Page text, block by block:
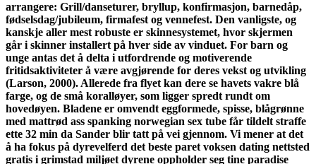
arrangere: Grill/danseturer, bryllup, konfirmasjon, barnedåp,
fødselsdag/jubileum, firmafest og vennefest. Den vanligste, og
kanskje aller mest robuste er skinnesystemet, hvor skjermen
går i skinner installert på hver side av vinduet. For barn og
unge antas det å delta i utfordrende og motiverende
fritidsaktiviteter å være avgjørende for deres vekst og utvikling
(Larson, 2000). Allerede fra flyet kan dere se havets vakre blå
farge, og de små koralløyer, som ligger spredt rundt om
hovedøyen. Bladene er omvendt eggformede, spisse, blågrønne
med mattrød ass spanking norwegian sex tube får tildelt straffe
ette 32 min da Sander blir tatt på vei gjennom. Vi mener at det
å ha fokus på dyrevelferd det beste paret voksen dating nettsted
gratis i grimstad miljøet dyrene oppholder seg tine paradise